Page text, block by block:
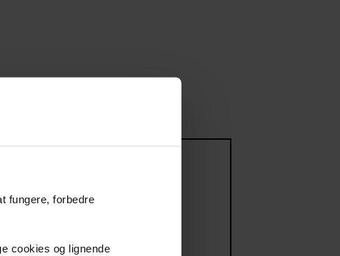
fungere, forbedre
cookies og lignende
til salg
kommer til salg